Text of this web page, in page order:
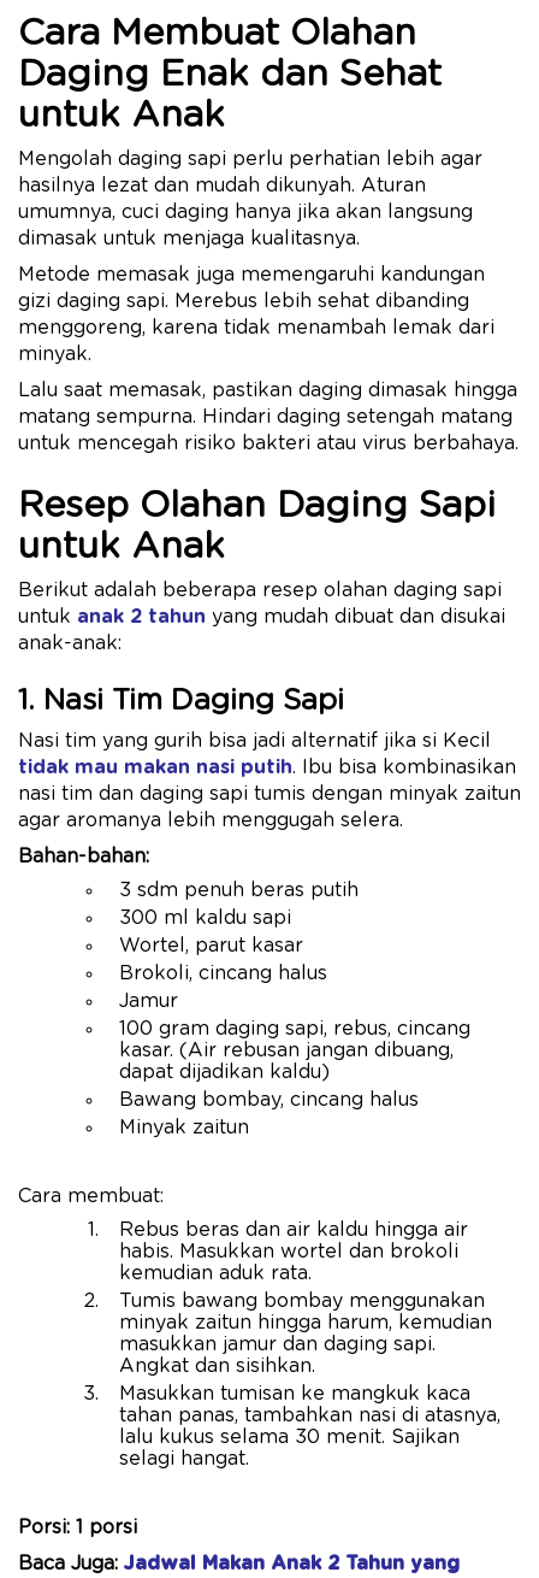
Cara Membuat Olahan
Daging Enak dan Sehat
untuk Anak
Mengolah daging sapi perlu perhatian lebih agar
hasilnya lezat dan mudah dikunyah. Aturan
umumnya, cuci daging hanya jika akan langsung
dimasak untuk menjaga kualitasnya.
Metode memasak juga memengaruhi kandungan
gizi daging sapi. Merebus lebih sehat dibanding
menggoreng, karena tidak menambah lemak dari
minyak.
Lalu saat memasak, pastikan daging dimasak hingga
matang sempurna. Hindari daging setengah matang
untuk mencegah risiko bakteri atau virus berbahaya.
Resep Olahan Daging Sapi
untuk Anak
Berikut adalah beberapa resep olahan daging sapi
untuk anak 2 tahun yang mudah dibuat dan disukai
anak-anak:
1. Nasi Tim Daging Sapi
Nasi tim yang gurih bisa jadi alternatif jika si Kecil
tidak mau makan nasi putih. Ibu bisa kombinasikan
nasi tim dan daging sapi tumis dengan minyak zaitun
agar aromanya lebih menggugah selera.
Bahan-bahan:
3 sdm penuh beras putih
300 ml kaldu sapi
Wortel, parut kasar
Brokoli, cincang halus
Jamur
100 gram daging sapi, rebus, cincang
kasar. (Air rebusan jangan dibuang,
dapat dijadikan kaldu)
Bawang bombay, cincang halus
Minyak zaitun
Cara membuat:
Rebus beras dan air kaldu hingga air
habis. Masukkan wortel dan brokoli
kemudian aduk rata.
Tumis bawang bombay menggunakan
minyak zaitun hingga harum, kemudian
masukkan jamur dan daging sapi.
Angkat dan sisihkan.
Masukkan tumisan ke mangkuk kaca
tahan panas, tambahkan nasi di atasnya,
lalu kukus selama 30 menit. Sajikan
selagi hangat.
Porsi: 1 porsi
Baca Juga: Jadwal Makan Anak 2 Tahun yang